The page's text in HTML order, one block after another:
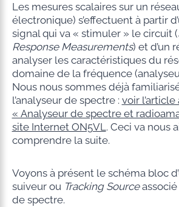
Les mesures scalaires sur un
électronique) s’effectuent à partir
signal qui va « stimuler » le circuit (
Response Measurements) et d’un
analyser les caractéristiques du
domaine de la fréquence
Nous nous sommes déjà
l’analyseur de spectre : voir
« Analyseur de spectre et
site Internet ON5VL. Ceci va nous
comprendre la suite.
Voyons à présent le schéma bloc
suiveur ou Tracking Sourceassocié
de spectre.